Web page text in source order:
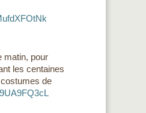
matin, pour
les centaines
de